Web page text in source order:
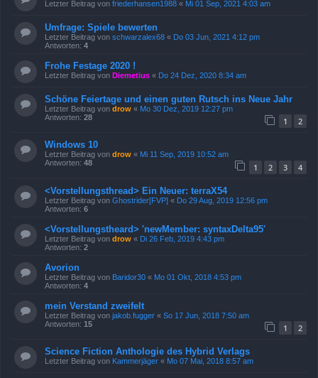
Letzter Beitrag von friederhansen1988 « Mi 01 Sep, 2021 4:03 am
Umfrage: Spiele bewerten
Letzter Beitrag von schwarzalex68 « Do 03 Jun, 2021 4:12 pm
Antworten: 4
Frohe Festage 2020 !
Letzter Beitrag von Diemetius « Do 24 Dez, 2020 8:34 am
Schöne Feiertage und einen guten Rutsch ins Neue Jahr
Letzter Beitrag von drow « Mo 30 Dez, 2019 12:27 pm
Antworten: 28 1 2
Windows 10
Letzter Beitrag von drow « Mi 11 Sep, 2019 10:52 am
Antworten: 48 1 2 3 4
<Vorstellungsthread> Ein Neuer: terraX54
Letzter Beitrag von Ghostrider[FVP] « Do 29 Aug, 2019 12:56 pm
Antworten: 6
<Vorstellungstheard> 'newMember: syntaxDelta95'
Letzter Beitrag von drow « Di 26 Feb, 2019 4:43 pm
Antworten: 2
Avorion
Letzter Beitrag von Baridor30 « Mo 01 Okt, 2018 4:53 pm
Antworten: 4
mein Verstand zweifelt
Letzter Beitrag von jakob.fugger « So 17 Jun, 2018 7:50 am
Antworten: 15 1 2
Science Fiction Anthologie des Hybrid Verlags
Letzter Beitrag von Kammerjäger « Mo 07 Mai, 2018 8:57 am